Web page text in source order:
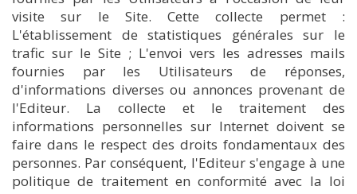
visite sur le Site. Cette collecte permet :
L'établissement de statistiques générales sur le
trafic sur le Site ; L'envoi vers les adresses mails
fournies par les Utilisateurs de réponses,
d'informations diverses ou annonces provenant de
l'Editeur. La collecte et le traitement des
informations personnelles sur Internet doivent se
faire dans le respect des droits fondamentaux des
personnes. Par conséquent, l'Editeur s'engage à une
politique de traitement en conformité avec la loi